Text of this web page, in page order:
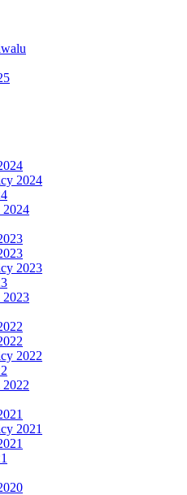
2024
2024
2023
2023
2022
2022
2021